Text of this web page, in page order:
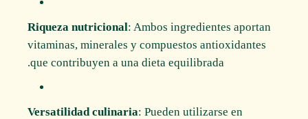
Riqueza nutricional: Ambos ingredientes aportan
vitaminas, minerales y compuestos antioxidantes
que contribuyen a una dieta equilibrada.
Versatilidad culinaria: Pueden utilizarse en